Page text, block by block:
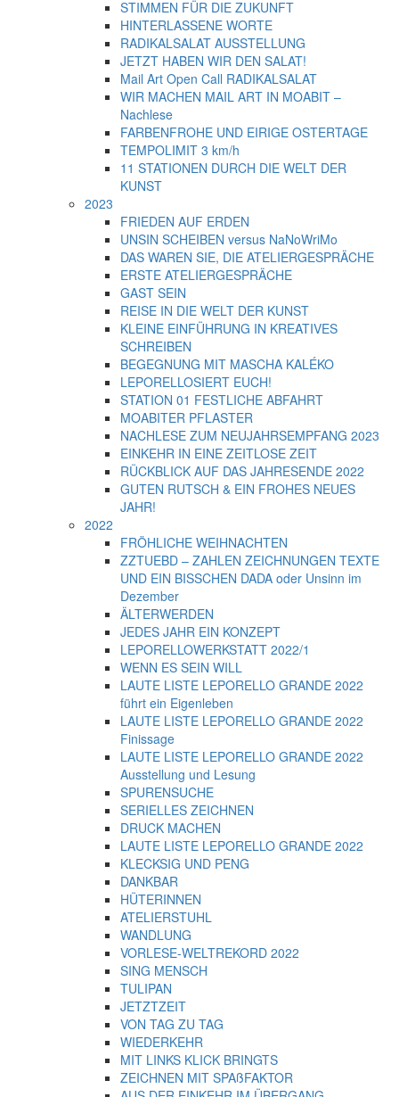
STIMMEN FÜR DIE ZUKUNFT
HINTERLASSENE WORTE
RADIKALSALAT AUSSTELLUNG
JETZT HABEN WIR DEN SALAT!
Mail Art Open Call RADIKALSALAT
WIR MACHEN MAIL ART IN MOABIT –
Nachlese
FARBENFROHE UND EIRIGE OSTERTAGE
TEMPOLIMIT 3 km/h
11 STATIONEN DURCH DIE WELT DER
KUNST
2023
FRIEDEN AUF ERDEN
UNSIN SCHEIBEN versus NaNoWriMo
DAS WAREN SIE, DIE ATELIERGESPRÄCHE
ERSTE ATELIERGESPRÄCHE
GAST SEIN
REISE IN DIE WELT DER KUNST
KLEINE EINFÜHRUNG IN KREATIVES
SCHREIBEN
BEGEGNUNG MIT MASCHA KALÉKO
LEPORELLOSIERT EUCH!
STATION 01 FESTLICHE ABFAHRT
MOABITER PFLASTER
NACHLESE ZUM NEUJAHRSEMPFANG 2023
EINKEHR IN EINE ZEITLOSE ZEIT
RÜCKBLICK AUF DAS JAHRESENDE 2022
GUTEN RUTSCH & EIN FROHES NEUES
JAHR!
2022
FRÖHLICHE WEIHNACHTEN
ZZTUEBD – ZAHLEN ZEICHNUNGEN TEXTE
UND EIN BISSCHEN DADA oder Unsinn im
Dezember
ÄLTERWERDEN
JEDES JAHR EIN KONZEPT
LEPORELLOWERKSTATT 2022/1
WENN ES SEIN WILL
LAUTE LISTE LEPORELLO GRANDE 2022
führt ein Eigenleben
LAUTE LISTE LEPORELLO GRANDE 2022
Finissage
LAUTE LISTE LEPORELLO GRANDE 2022
Ausstellung und Lesung
SPURENSUCHE
SERIELLES ZEICHNEN
DRUCK MACHEN
LAUTE LISTE LEPORELLO GRANDE 2022
KLECKSIG UND PENG
DANKBAR
HÜTERINNEN
ATELIERSTUHL
WANDLUNG
VORLESE-WELTREKORD 2022
SING MENSCH
TULIPAN
JETZTZEIT
VON TAG ZU TAG
WIEDERKEHR
MIT LINKS KLICK BRINGTS
ZEICHNEN MIT SPAßFAKTOR